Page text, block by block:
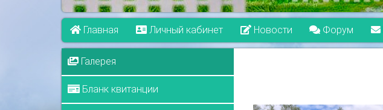
Главная Личный кабинет Новости Форум
Галерея
Бланк квитанции